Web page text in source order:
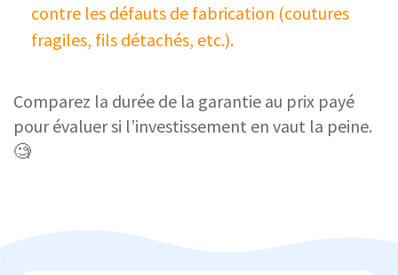
contre les défauts de fabrication (coutures
fragiles, fils détachés, etc.).
Comparez la durée de la garantie au prix payé
pour évaluer si l’investissement en vaut la peine.
🧐